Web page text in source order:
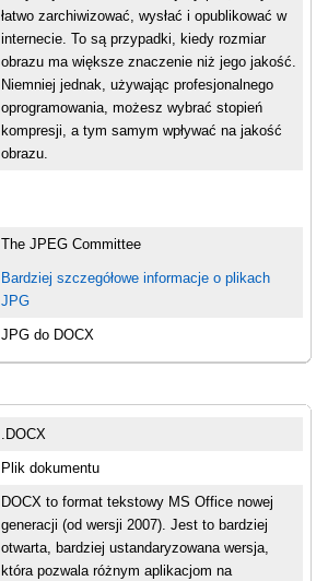
łatwo zarchiwizować, wysłać i opublikować w
internecie. To są przypadki, kiedy rozmiar
obrazu ma większe znaczenie niż jego jakość.
Niemniej jednak, używając profesjonalnego
oprogramowania, możesz wybrać stopień
kompresji, a tym samym wpływać na jakość
obrazu.
The JPEG Committee
Bardziej szczegółowe informacje o plikach
JPG
JPG do DOCX
.DOCX
Plik dokumentu
DOCX to format tekstowy MS Office nowej
generacji (od wersji 2007). Jest to bardziej
otwarta, bardziej ustandaryzowana wersja,
która pozwala różnym aplikacjom na